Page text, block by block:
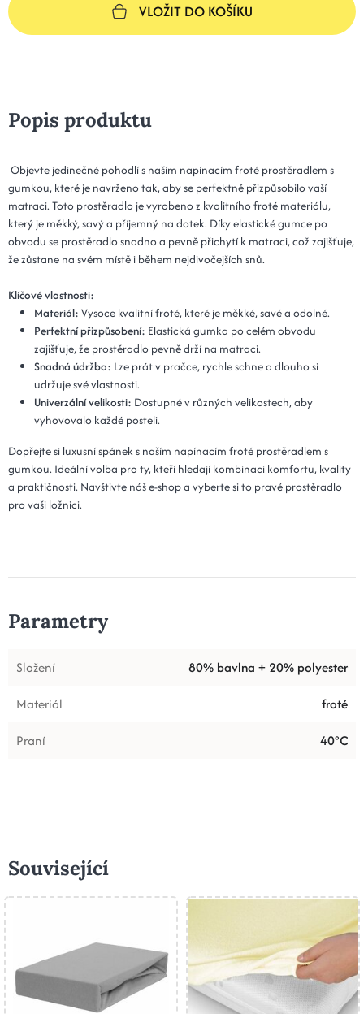
VLOŽIT DO KOŠÍKU
Popis produktu
Objevte jedinečné pohodlí s naším napínacím froté prostěradlem s
gumkou, které je navrženo tak, aby se perfektně přizpůsobilo vaší
matraci. Toto prostěradlo je vyrobeno z kvalitního froté materiálu,
který je měkký, savý a příjemný na dotek. Díky elastické gumce po
obvodu se prostěradlo snadno a pevně přichytí k matraci, což zajišťuje,
že zůstane na svém místě i během nejdivočejších snů.
Klíčové vlastnosti:
Materiál: Vysoce kvalitní froté, které je měkké, savé a odolné.
Perfektní přizpůsobení: Elastická gumka po celém obvodu
zajišťuje, že prostěradlo pevně drží na matraci.
Snadná údržba: Lze prát v pračce, rychle schne a dlouho si
udržuje své vlastnosti.
Univerzální velikosti: Dostupné v různých velikostech, aby
vyhovovalo každé posteli.
Dopřejte si luxusní spánek s naším napínacím froté prostěradlem s
gumkou. Ideální volba pro ty, kteří hledají kombinaci komfortu, kvality
a praktičnosti. Navštivte náš e-shop a vyberte si to pravé prostěradlo
pro vaši ložnici.
Parametry
Složení
80% bavlna + 20% polyester
Materiál
froté
Praní
40°C
Související